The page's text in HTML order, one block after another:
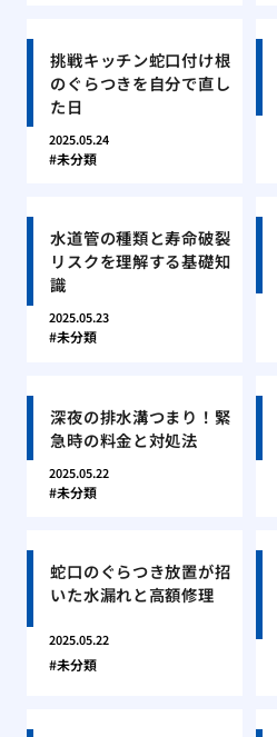
挑戦キッチン蛇口付け根
のぐらつきを自分で直し
た日
2025.05.24
未分類
水道管の種類と寿命破裂
リスクを理解する基礎知
識
2025.05.23
未分類
深夜の排水溝つまり！緊
急時の料金と対処法
2025.05.22
未分類
蛇口のぐらつき放置が招
いた水漏れと高額修理
2025.05.22
未分類